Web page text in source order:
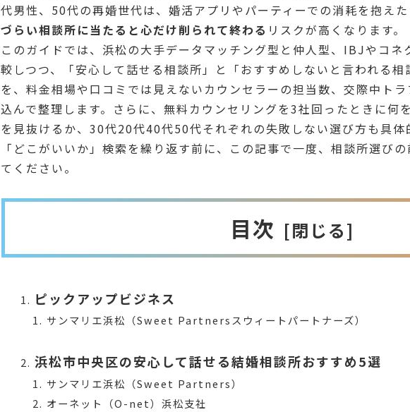
代男性、50代の再婚世代は、婚活アプリやパーティーでの消耗を抱えた
づらい相談所に当たると心だけ削られて終わる リスクが高くなります。
このガイドでは、浜松の大手データマッチング型と仲人型、IBJやコネ
較しつつ、「安心して話せる相談所」と「おすすめしないと言われる
を、料金相場や口コミでは見えないカウンセラーの担当数、交際中ト
込んで整理します。さらに、無料カウンセリングを3社回ったときに何
を見抜けるか、30代20代40代50代それぞれの失敗しない選び方も具体
「どこがいいか」検索を繰り返す前に、この記事で一度、相談所選び
てください。
目次
ピックアップビジネス
サンマリエ浜松（Sweet Partnersスウィートパートナーズ）
浜松市中央区の安心して話せる結婚相談所おすすめ5選
サンマリエ浜松（Sweet Partners）
オーネット（O-net）浜松支社